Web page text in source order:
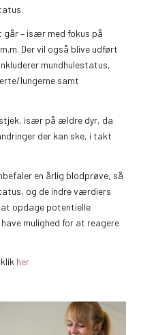
går – især med fokus på
Der vil også blive udført
mundhulestatus,
lungerne samt
især på ældre dyr, da
der kan ske, i takt
en årlig blodprøve, så
og de indre værdiers
opdage potentielle
mulighed for at reagere
her